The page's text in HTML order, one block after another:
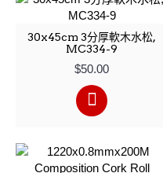
30x45cm 3分厚軟木水松,
MC334-9
$50.00